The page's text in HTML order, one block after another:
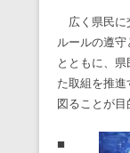
広く県民に
ルールの遵
とともに、
た取組を推
図ることが目
■